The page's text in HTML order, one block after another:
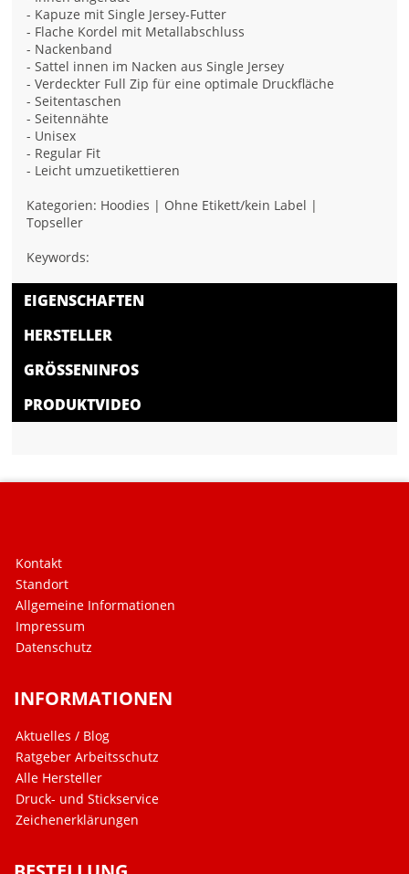
- Kapuze mit Single Jersey-Futter
- Flache Kordel mit Metallabschluss
- Nackenband
- Sattel innen im Nacken aus Single Jersey
- Verdeckter Full Zip für eine optimale Druckfläche
- Seitentaschen
- Seitennähte
- Unisex
- Regular Fit
- Leicht umzuetikettieren
Kategorien: Hoodies | Ohne Etikett/kein Label |
Topseller
Keywords:
EIGENSCHAFTEN
HERSTELLER
GRÖSSENINFOS
PRODUKTVIDEO
Kontakt
Standort
Allgemeine Informationen
Impressum
Datenschutz
INFORMATIONEN
Aktuelles / Blog
Ratgeber Arbeitsschutz
Alle Hersteller
Druck- und Stickservice
Zeichenerklärungen